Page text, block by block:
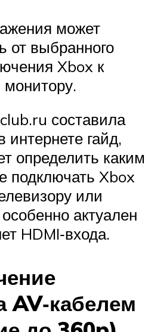
может
от выбранного
Xbox к
монитору.
составила
гайд,
определить каким
подключать Xbox
или
актуален
HDMI‑входа.
AV‑кабелем